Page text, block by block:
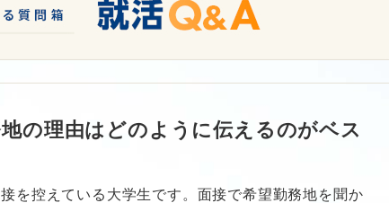
の理由はどのように伝えるのがベス
を控えている大学生です。面接で希望勤務地を聞か